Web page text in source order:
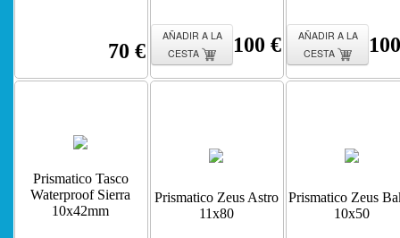
70 €
AÑADIR A LA
CESTA
100 €
AÑADIR A LA
CESTA
Prismatico Tasco
Waterproof Sierra
10x42mm
Prismatico Zeus Astro
11x80
Prismatico Zeus
10x50